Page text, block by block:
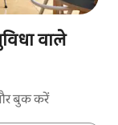
वाले
बुक करें